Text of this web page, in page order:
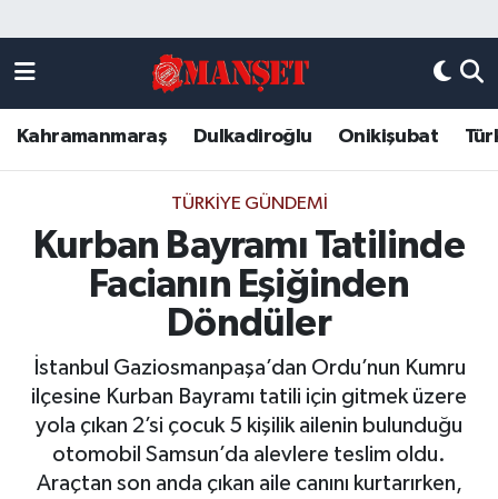
Kahramanmaraş Dulkadiroğlu Onikişubat
TÜRKIYE GÜNDEMI
Kurban Bayramı Tatilinde
Facianın Eşiğinden
Döndüler
İstanbul Gaziosmanpaşa’dan Ordu’nun Kumru
ilçesine Kurban Bayramı tatili için gitmek üzere
yola çıkan 2’si çocuk 5 kişilik ailenin bulunduğu
otomobil Samsun’da alevlere teslim oldu.
Araçtan son anda çıkan aile canını kurtarırken,
DULKADİROĞLU
KAHRAMANMARAŞ
ONİKİŞUBAT
ÖZEL HABER
Künye
Kahramanmaraş Nöbetçi Eczaneler
Kahramanmaraş Hava Durumu
Kahramanmaraş Trafik Yoğunluk Haritası
Süper Lig Puan Durumu ve Fikstür
Tüm Manşetler
Son Dakika Haberleri
Haber Arşivi